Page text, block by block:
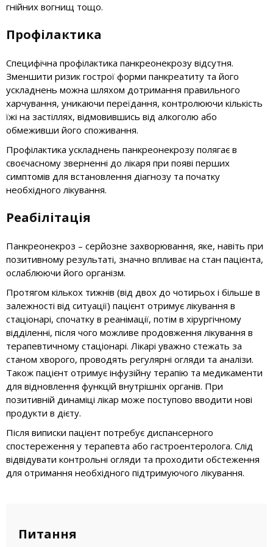
гнійних вогнищ тощо.
Профілактика
Специфічна профілактика панкреонекрозу відсутня.
Зменшити ризик гострої форми панкреатиту та його
ускладнень можна шляхом дотримання правильного
харчування, уникаючи переїдання, контролюючи кількість
їжі на застіллях, відмовившись від алкоголю або
обмеживши його споживання.
Профілактика ускладнень панкреонекрозу полягає в
своєчасному зверненні до лікаря при появі перших
симптомів для встановлення діагнозу та початку
необхідного лікування.
Реабілітація
Панкреонекроз – серйозне захворювання, яке, навіть при
позитивному результаті, значно впливає на стан пацієнта,
ослаблюючи його організм.
Протягом кількох тижнів (від двох до чотирьох і більше в
залежності від ситуації) пацієнт отримує лікування в
стаціонарі, спочатку в реанімації, потім в хірургічному
відділенні, після чого можливе продовження лікування в
терапевтичному стаціонарі. Лікарі уважно стежать за
станом хворого, проводять регулярні огляди та аналізи.
Також пацієнт отримує інфузійну терапію та медикаменти
для відновлення функцій внутрішніх органів. При
позитивній динаміці лікар може поступово вводити нові
продукти в дієту.
Після виписки пацієнт потребує диспансерного
спостереження у терапевта або гастроентеролога. Слід
відвідувати контрольні огляди та проходити обстеження
для отримання необхідного підтримуючого лікування.
Питання